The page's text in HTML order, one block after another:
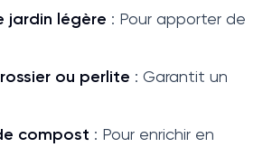
jardin légère : Pour apporter de
ou perlite : Garantit un
compost : Pour enrichir en